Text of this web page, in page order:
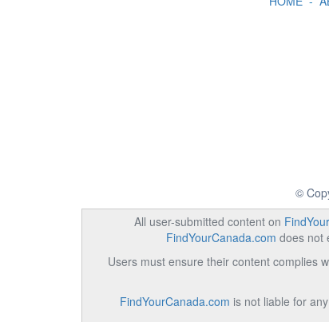
©
All user-submitted content on
FindYourCanada.com does not
Users must ensure their content complies
FindYourCanada.com is not liable for